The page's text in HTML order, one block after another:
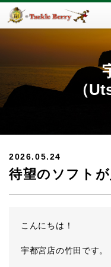
（
2026.05.24
待望のソフトが
こんにちは！
宇都宮店の竹田です。